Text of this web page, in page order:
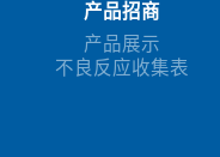
产品招商
产品展示
不良反应收集表